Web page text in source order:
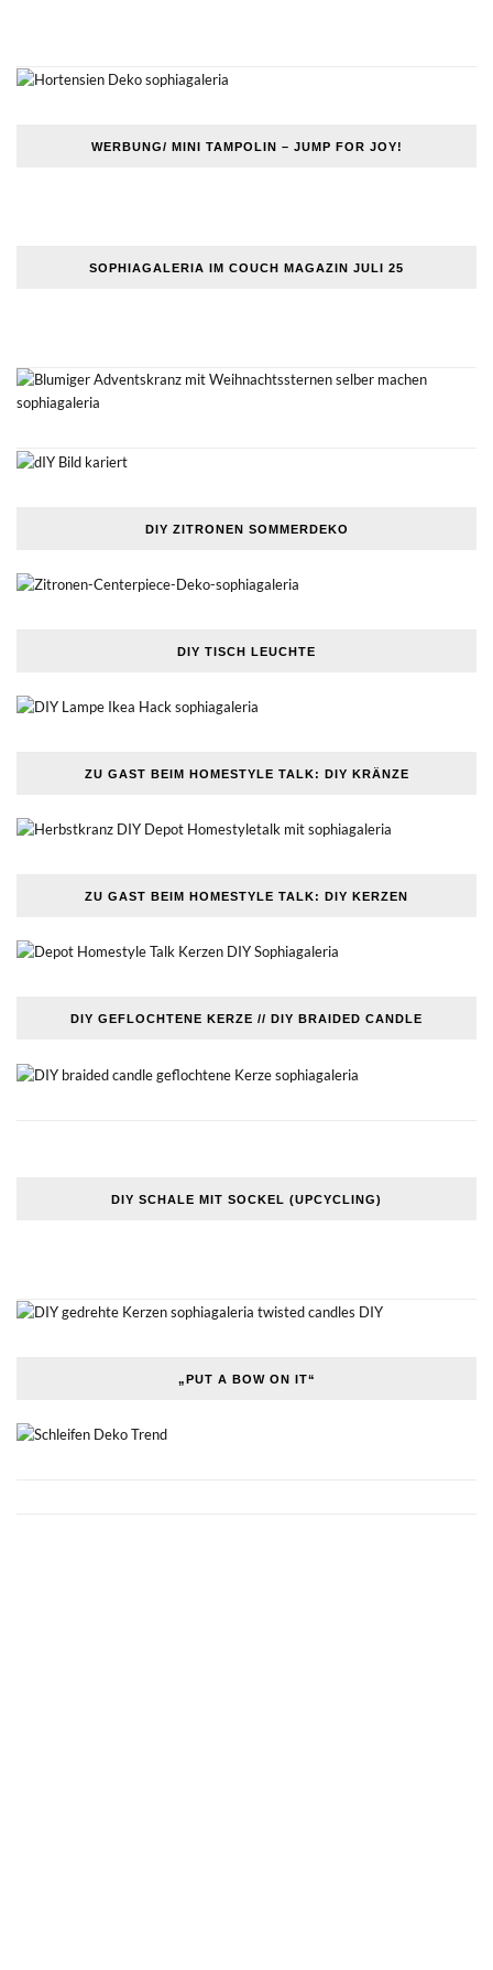
WERBUNG/ MINI TAMPOLIN – JUMP FOR JOY!
SOPHIAGALERIA IM COUCH MAGAZIN JULI 25
DIY ZITRONEN SOMMERDEKO
DIY TISCH LEUCHTE
ZU GAST BEIM HOMESTYLE TALK: DIY KRÄNZE
ZU GAST BEIM HOMESTYLE TALK: DIY KERZEN
DIY GEFLOCHTENE KERZE // DIY BRAIDED CANDLE
DIY SCHALE MIT SOCKEL (UPCYCLING)
„PUT A BOW ON IT“